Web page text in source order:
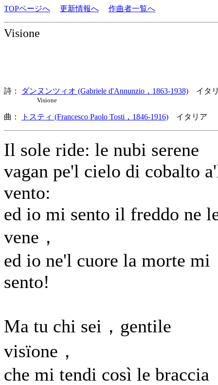
TOPページへ 更新情報へ 作曲者一覧へ
Visione
詩： ダンヌンツィオ (Gabriele d'Annunzio，1863-1938) イタ
Visione
曲： トスティ (Francesco Paolo Tosti，1846-1916) イタリア
Il sole ride: le nubi serene
vagan pe'l cielo di cobalto
vento:
ed io mi sento il freddo ne
vene，
ed io ne'l cuore la morte mi
sento!
Ma tu chi sei，gentile
visïone，
che mi tendi così le braccia